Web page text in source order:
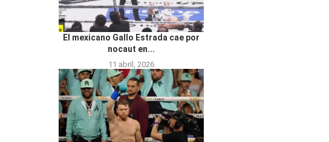
El mexicano Gallo Estrada cae por
nocaut en...
11 abril, 2026